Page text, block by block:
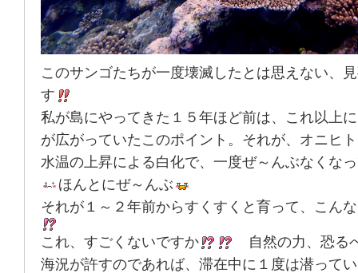
このサンゴたちが一度壊滅したとは思えない、
す
私が島にやってきた１５年ほど前は、これ以上
が広がっていたこのポイント。それが、オニヒ
水温の上昇による白化で、一度ぜ～んぶなくな
ほんとにぜ～んぶ
それが１～２年前からすくすくと育って、こん
これ、すごくないですか
自然の力、恐る
海況が許すのであれば、滞在中に１度は潜って